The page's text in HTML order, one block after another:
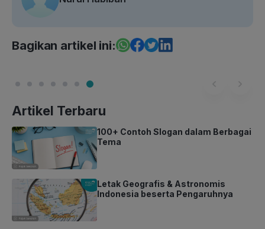
Bagikan artikel ini:
Artikel Terbaru
100+ Contoh Slogan dalam Berbagai
Tema
Letak Geografis & Astronomis
Indonesia beserta Pengaruhnya